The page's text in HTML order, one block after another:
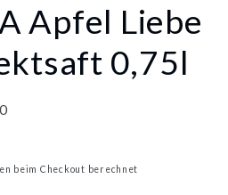
Apfel Liebe
0,75l
beim Checkout berechnet